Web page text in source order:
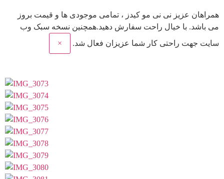
همراهان عزیز نی نی مو کیدز ، تمامی موجودی ها و قیمت بروز
می باشد. با خیال راحت سفارش دهید.همچنین نسخه سبک وب
سایت جهت راحتی کار شما عزیزان فعال شد.
×